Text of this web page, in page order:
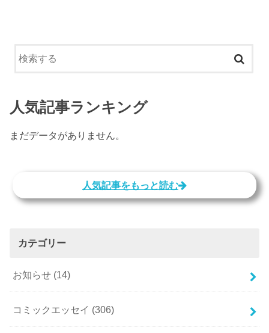
人気記事ランキング
まだデータがありません。
人気記事をもっと読む
カテゴリー
お知らせ (14)
コミックエッセイ (306)